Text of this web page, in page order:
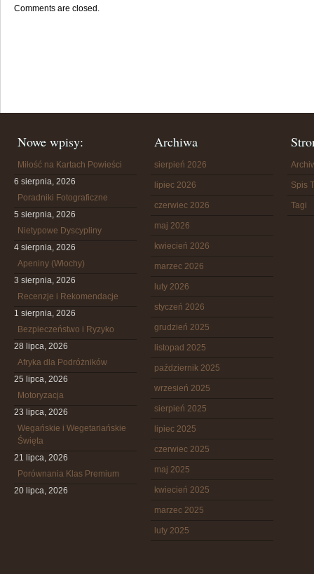
Comments are closed.
Nowe wpisy:
Miłość na Kartach Powieści
6 sierpnia, 2026
Poradniki Fotograficzne
5 sierpnia, 2026
Nietypowe Dyscypliny
4 sierpnia, 2026
Apeniny (Włochy)
3 sierpnia, 2026
Recenzje i Rekomendacje
1 sierpnia, 2026
Bezpieczeństwo i Ryzyko
28 lipca, 2026
Afryka dla Podróżników
25 lipca, 2026
Motoryzacja
23 lipca, 2026
Wegańskie i Wegetariańskie
Święta
21 lipca, 2026
Porównania Klas Premium
20 lipca, 2026
Archiwa
sierpień 2026
lipiec 2026
czerwiec 2026
maj 2026
kwiecień 2026
marzec 2026
luty 2026
styczeń 2026
grudzień 2025
listopad 2025
październik 2025
wrzesień 2025
sierpień 2025
lipiec 2025
czerwiec 2025
maj 2025
kwiecień 2025
marzec 2025
luty 2025
Spis
Tagi